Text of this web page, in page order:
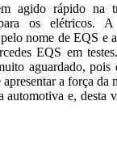
agido rápido na
os elétricos. A
nome de EQS e
EQS em
aguardado, pois
a força da
automotiva e, desta